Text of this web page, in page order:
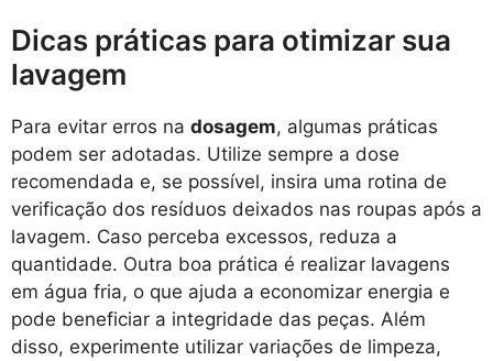
Dicas práticas para otimizar sua
lavagem
Para evitar erros na dosagem, algumas práticas
podem ser adotadas. Utilize sempre a dose
recomendada e, se possível, insira uma rotina de
verificação dos resíduos deixados nas roupas após a
lavagem. Caso perceba excessos, reduza a
quantidade. Outra boa prática é realizar lavagens
em água fria, o que ajuda a economizar energia e
pode beneficiar a integridade das peças. Além
disso, experimente utilizar variações de limpeza,